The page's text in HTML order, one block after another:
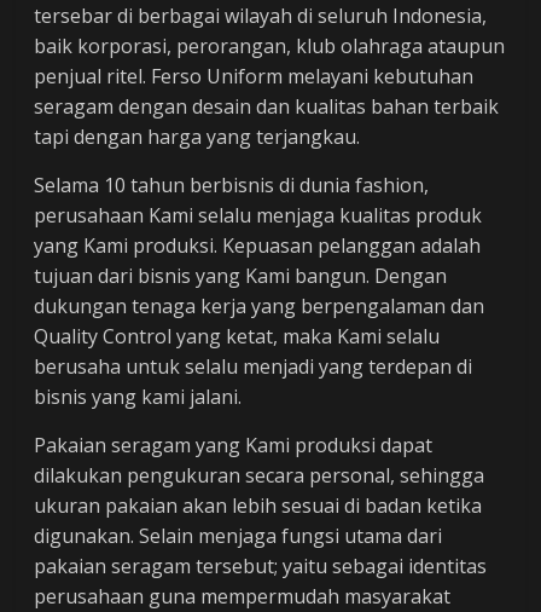
tersebar di berbagai wilayah di seluruh Indonesia,
baik korporasi, perorangan, klub olahraga ataupun
penjual ritel. Ferso Uniform melayani kebutuhan
seragam dengan desain dan kualitas bahan terbaik
tapi dengan harga yang terjangkau.
Selama 10 tahun berbisnis di dunia fashion,
perusahaan Kami selalu menjaga kualitas produk
yang Kami produksi. Kepuasan pelanggan adalah
tujuan dari bisnis yang Kami bangun. Dengan
dukungan tenaga kerja yang berpengalaman dan
Quality Control yang ketat, maka Kami selalu
berusaha untuk selalu menjadi yang terdepan di
bisnis yang kami jalani.
Pakaian seragam yang Kami produksi dapat
dilakukan pengukuran secara personal, sehingga
ukuran pakaian akan lebih sesuai di badan ketika
digunakan. Selain menjaga fungsi utama dari
pakaian seragam tersebut; yaitu sebagai identitas
perusahaan guna mempermudah masyarakat